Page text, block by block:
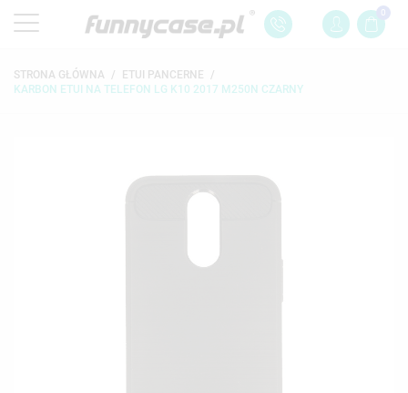
0
STRONA GŁÓWNA
ETUI PANCERNE
KARBON ETUI NA TELEFON LG K10 2017 M250N CZARNY